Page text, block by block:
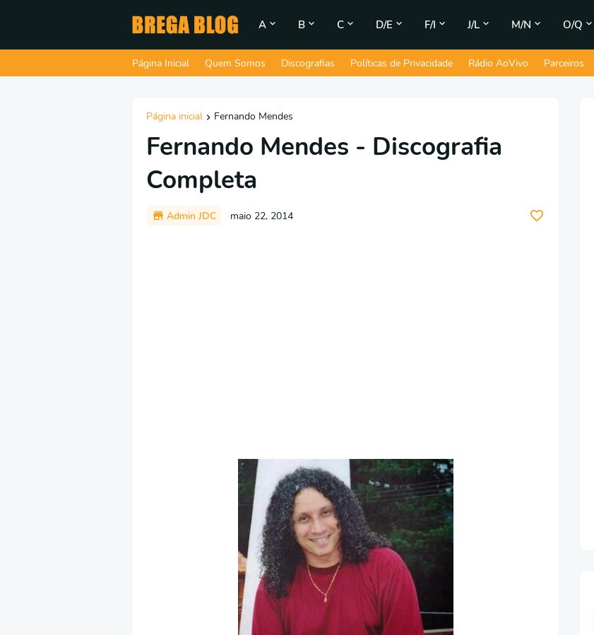
A B C D/E F/I J/L M/N O/Q
Página Inicial Quem Somos Discografias Políticas de Privacidade Rádio AoVivo Parceiros
Página inicial Fernando Mendes
Fernando Mendes - Discografia
Completa
Admin JDC maio 22, 2014